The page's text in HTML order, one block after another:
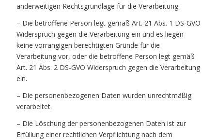
anderweitigen Rechtsgrundlage für die Verarbeitung.
– Die betroffene Person legt gemäß Art. 21 Abs. 1 DS-GVO
Widerspruch gegen die Verarbeitung ein und es liegen
keine vorrangigen berechtigten Gründe für die
Verarbeitung vor, oder die betroffene Person legt gemäß
Art. 21 Abs. 2 DS-GVO Widerspruch gegen die Verarbeitung
ein.
– Die personenbezogenen Daten wurden unrechtmäßig
verarbeitet.
– Die Löschung der personenbezogenen Daten ist zur
Erfüllung einer rechtlichen Verpflichtung nach dem